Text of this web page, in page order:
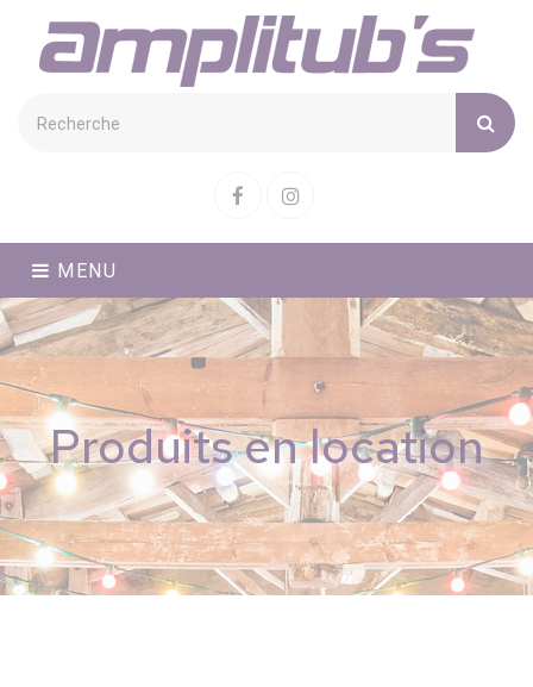
FacebookInstagram
MENU
Produits en location
Cookies management panel